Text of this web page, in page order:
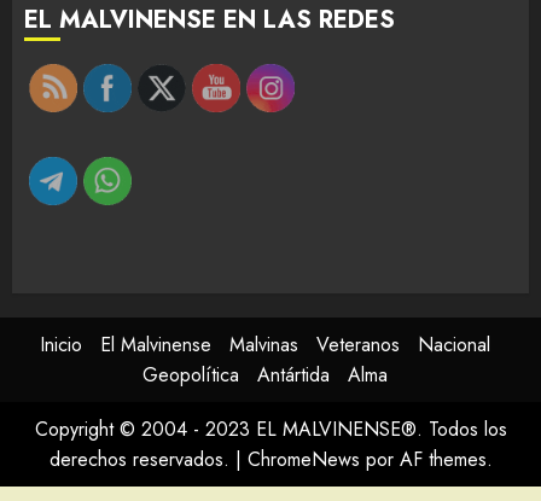
EL MALVINENSE EN LAS REDES
Inicio El Malvinense Malvinas Veteranos
Nacional
Geopolítica
Antártida
Alma
Copyright © 2004 - 2023 EL MALVINENSE®. Todos los
derechos reservados. | ChromeNews por AF themes.